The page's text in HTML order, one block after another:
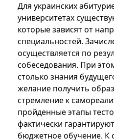
Для украинских
университетах
которые зависят от
специальностей.
осуществляется по
собеседования. При
столько знания
желание получить
стремление к
пройденные этапы
фактически
бюджетное обучение. К